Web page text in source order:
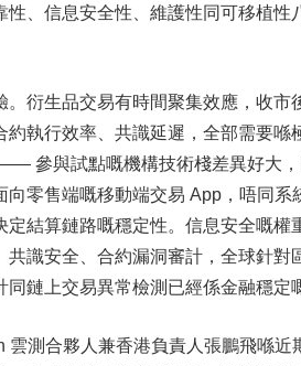
性、信息安全性、維護性同可移植
。衍生品交易有時間聚集效應，收
約執行效率、共識延遲，全部需要喺
參與試點嘅機構技術棧差異好大
向零售端嘅移動端交易 App，唔同
定結算鏈路嘅穩定性。信息安全嘅
共識安全、合約漏洞審計，全球針對
鏈上交易異常檢測已經係金融穩定
雲測合夥人兼香港負責人張鵬飛喺